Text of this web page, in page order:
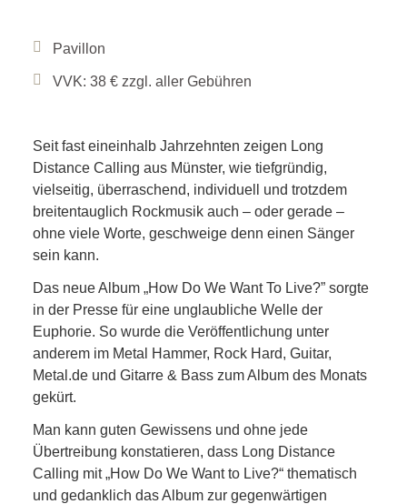
Pavillon
VVK: 38 € zzgl. aller Gebühren
Seit fast eineinhalb Jahrzehnten zeigen Long
Distance Calling aus Münster, wie tiefgründig,
vielseitig, überraschend, individuell und trotzdem
breitentauglich Rockmusik auch – oder gerade –
ohne viele Worte, geschweige denn einen Sänger
sein kann.
Das neue Album „How Do We Want To Live?” sorgte
in der Presse für eine unglaubliche Welle der
Euphorie. So wurde die Veröffentlichung unter
anderem im Metal Hammer, Rock Hard, Guitar,
Metal.de und Gitarre & Bass zum Album des Monats
gekürt.
Man kann guten Gewissens und ohne jede
Übertreibung konstatieren, dass Long Distance
Calling mit „How Do We Want to Live?“ thematisch
und gedanklich das Album zur gegenwärtigen